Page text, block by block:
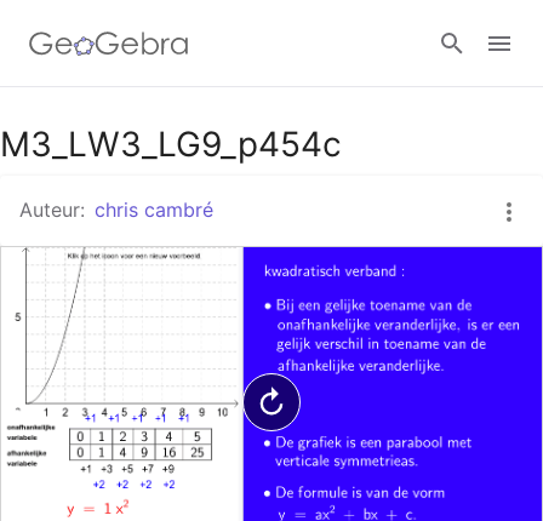
Google Classroom
GeoGebra Klaslokaal
Aanmelden
M3_LW3_LG9_p454c
Auteur: chris cambré